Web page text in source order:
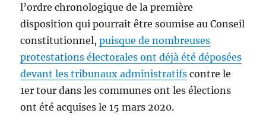
l’ordre chronologique de la première
disposition qui pourrait être soumise au Conseil
constitutionnel,puisque de nombreuses
protestations électorales ont déjà été déposées
devant les tribunaux administratifs contre le
1er tour dans les communes ont les élections
ont été acquises le 15 mars 2020.